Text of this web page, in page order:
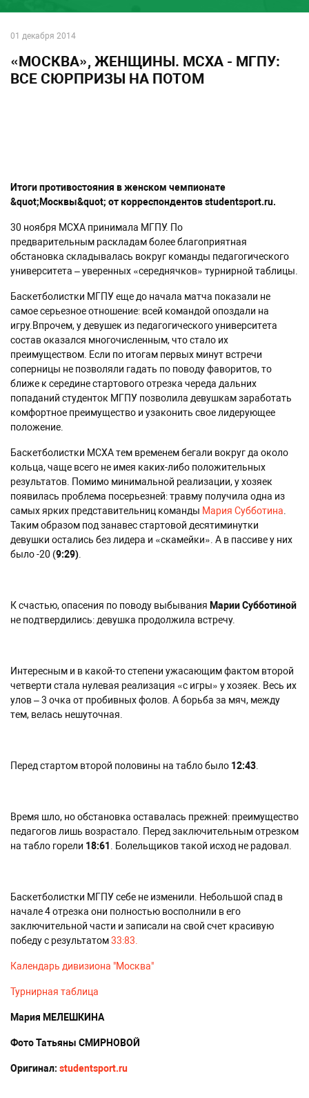
01 декабря 2014
«МОСКВА», ЖЕНЩИНЫ. МСХА - МГПУ:
ВСЕ СЮРПРИЗЫ НА ПОТОМ
Итоги противостояния в женском чемпионате
&quot;Москвы&quot; от корреспондентов studentsport.ru.
30 ноября МСХА принимала МГПУ. По
предварительным раскладам более благоприятная
обстановка складывалась вокруг команды педагогического
университета – уверенных «середнячков» турнирной таблицы.
Баскетболистки МГПУ еще до начала матча показали не
самое серьезное отношение: всей командой опоздали на
игру.Впрочем, у девушек из педагогического университета
состав оказался многочисленным, что стало их
преимуществом. Если по итогам первых минут встречи
соперницы не позволяли гадать по поводу фаворитов, то
ближе к середине стартового отрезка череда дальних
попаданий студенток МГПУ позволила девушкам заработать
комфортное преимущество и узаконить свое лидерующее
положение.
Баскетболистки МСХА тем временем бегали вокруг да около
кольца, чаще всего не имея каких-либо положительных
результатов. Помимо минимальной реализации, у хозяек
появилась проблема посерьезней: травму получила одна из
самых ярких представительниц команды Мария Субботина
Таким образом под занавес стартовой десятиминутки
девушки остались без лидера и «скамейки». А в пассиве у них
было -20 (9:29)
К счастью, опасения по поводу выбывания Марии Субботиной
не подтвердились: девушка продолжила встречу.
Интересным и в какой-то степени ужасающим фактом второй
четверти стала нулевая реализация «с игры» у хозяек. Весь их
улов – 3 очка от пробивных фолов. А борьба за мяч, между
тем, велась нешуточная.
Перед стартом второй половины на табло было 12:43
Время шло, но обстановка оставалась прежней: преимущество
педагогов лишь возрастало. Перед заключительным отрезком
на табло горели 18:61 . Болельщиков такой исход не радовал.
Баскетболистки МГПУ себе не изменили. Небольшой спад в
начале 4 отрезка они полностью восполнили в его
заключительной части и записали на свой счет красивую
победу с результатом33:83.
Календарь дивизиона "Москва"
Турнирная таблица
Мария МЕЛЕШКИНА
Фото Татьяны СМИРНОВОЙ
Оригинал: studentsport.ru